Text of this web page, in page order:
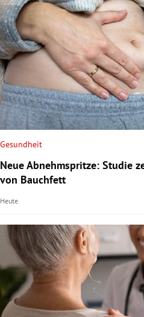
Gesundheit
Neue Abnehmspritze: Studie
von Bauchfett
Heute